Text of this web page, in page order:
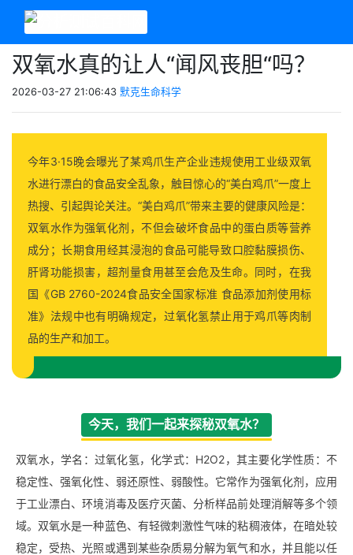
双氧水真的让人“闻风丧胆“吗？
2026-03-27 21:06:43 默克生命科学
今年3·15晚会曝光了某鸡爪生产企业违规使用工业级双氧
水进行漂白的食品安全乱象，触目惊心的“美白鸡爪”一度上
热搜、引起舆论关注。“美白鸡爪”带来主要的健康风险是：
双氧水作为强氧化剂，‌不但会破坏食品中的蛋白质等营养
成分‌；长期食用经其浸泡的食品可能导致‌口腔黏膜损伤、
肝肾功能损害‌，超剂量食用甚至会危及生命。同时，‌在我
国《GB 2760-2024食品安全国家标准 食品添加剂使用标
准》法规中也有明确规定，‌过氧化氢禁止用于鸡爪等肉制
品的生产和加工‌。
今天，我们一起来探秘双氧水？
双氧水，学名：过氧化氢，化学式：H2O2，其主要化学性质：不
稳定性、强氧化性、弱还原性、弱酸性。它常作为强氧化剂，应用
于工业漂白、环境消毒及医疗灭菌、分析样品前处理消解等多个领
域。双氧水是一种蓝色、有轻微刺激性气味的粘稠液体，在暗处较
稳定，受热、光照或遇到某些杂质易分解为氧气和水，并且能以任